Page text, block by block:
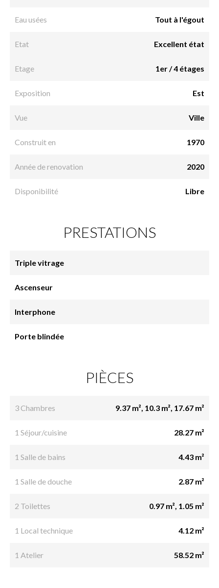
Eau usées Tout à l'égout
Etat Excellent état
Etage 1er / 4 étages
Exposition Est
Vue Ville
Construit en 1970
Année de renovation 2020
Disponibilité Libre
PRESTATIONS
Triple vitrage
Ascenseur
Interphone
Porte blindée
PIÈCES
3 Chambres 9.37 m², 10.3 m², 17.67 m²
1 Séjour/cuisine 28.27 m²
1 Salle de bains 4.43 m²
1 Salle de douche 2.87 m²
2 Toilettes 0.97 m², 1.05 m²
1 Local technique 4.12 m²
1 Atelier 58.52 m²